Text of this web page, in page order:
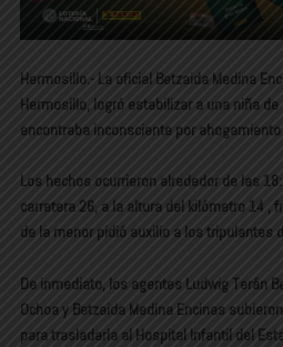
Hermosillo.- La oficial Betzaida Medina
Hermosillo, logró estabilizar a una niña de
encontraba inconsciente por
Los hechos ocurrieron alrededor de las
carretera 26, a la altura del kilómetro 14 ,
de la menor pidió auxilio a los tripulantes
De inmediato, los agentes Ludwig Terán
Ochoay Betzaida Medina Encinas
para trasladarla al Hospital Infantil del